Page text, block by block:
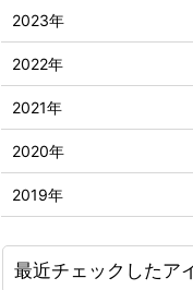
2023年
2022年
2021年
2020年
2019年
最近チェックしたア